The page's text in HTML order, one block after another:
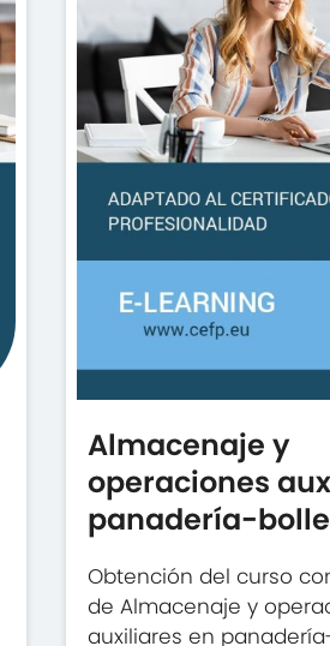
Almacenaje y
operaciones
panadería-
Obtención del curso
de Almacenaje y
auxiliares en